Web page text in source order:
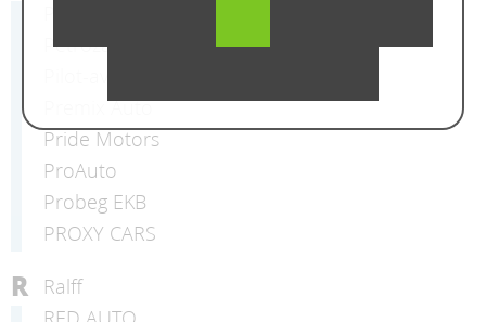
Petrozavodsk Car
Premix Auto
Pride Motors
ProAuto
Probeg EKB
PROXY CARS
R
Ralff